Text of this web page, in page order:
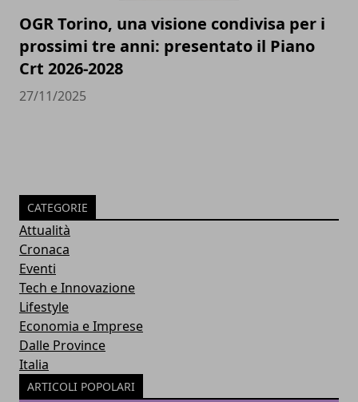
OGR Torino, una visione condivisa per i
prossimi tre anni: presentato il Piano
Crt 2026-2028
27/11/2025
CATEGORIE
Attualità
Cronaca
Eventi
Tech e Innovazione
Lifestyle
Economia e Imprese
Dalle Province
Italia
ARTICOLI POPOLARI